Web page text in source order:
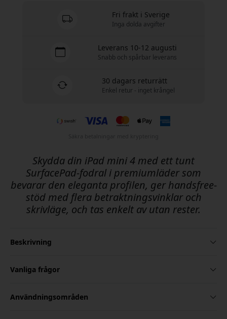
Fri frakt i Sverige
Inga dolda avgifter
Leverans 10-12 augusti
Snabb och spårbar leverans
30 dagars returrätt
Enkel retur - inget krångel
Skydda din iPad mini 4 med ett tunt
SurfacePad-fodral i premiumläder som
bevarar den eleganta profilen, ger handsfree-
stöd med flera betraktningsvinklar och
skrivläge, och tas enkelt av utan rester.
Beskrivning
Vanliga frågor
Användningsområden